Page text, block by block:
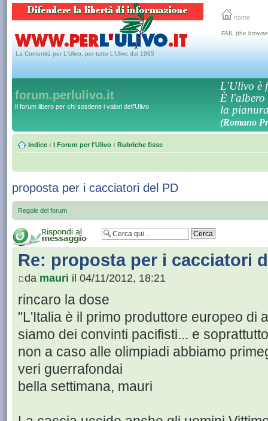
home
La Comunità per L'Ulivo, per tutto L'Ulivo dal 1995
FAIL (the
forum.perlulivo.it
Il forum libero per chi sostiene i valori dell'Ulivo
L'Ulivo è
È l'albero
la
(Romano
Indice ‹ I Forum per l'Ulivo ‹ Rubriche fisse
proposta per i cacciatori del PD
Regole del forum
Re: proposta per i cacciatori
da mauri il 04/11/2012, 18:21
rincaro la dose
"L'Italia è il primo produttore europeo di
siamo dei convinti pacifisti... e
non a caso alle olimpiadi abbiamo
veri guerrafondai
bella settimana, mauri